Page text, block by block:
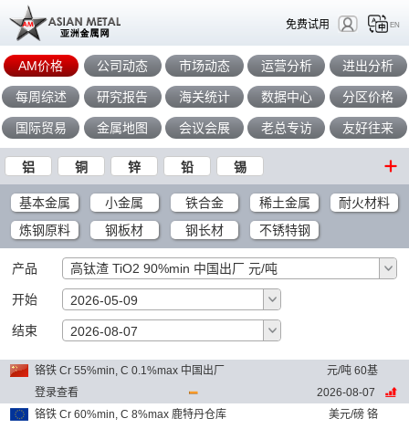
免费试用 EN
AM价格 公司动态 市场动态 运营分析 进出分析
每周综述 研究报告 海关统计 数据中心 分区价格
国际贸易 金属地图 会议会展 老总专访 友好往来
铝 铜 锌 铅 锡
基本金属 小金属 铁合金 稀土金属
耐火材料
炼钢原料
钢板材 钢长材 不锈特钢
产品 高钛渣 TiO2 90%min 中国出厂 元/吨
开始 2026-05-09
结束 2026-08-07
铬铁 Cr 55%min, C 0.1%max 中国出厂
元/吨 60基
登录查看
2026-08-07
铬铁 Cr 60%min, C 8%max 鹿特丹仓库
美元/磅 铬